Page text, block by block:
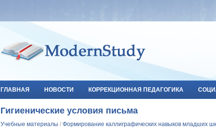
ГЛАВНАЯ НОВОСТИ КОРРЕКЦИОННАЯ ПЕДАГОГИКА
Гигиенические условия письма
Учебные материалы / Формирование каллиграфических навыков младших